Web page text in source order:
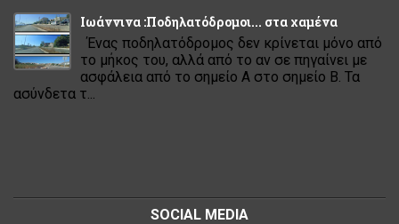
Ιωάννινα :Ποδηλατόδρομοι... στα χαμένα
Ένας ποδηλατόδρομος δεν κρίνεται μόνο από
το μήκος του, αλλά από το αν σε πηγαίνει με
ασφάλεια από το σημείο Α στο σημείο Β. Τα
ασύνδετα τ...
SOCIAL MEDIA